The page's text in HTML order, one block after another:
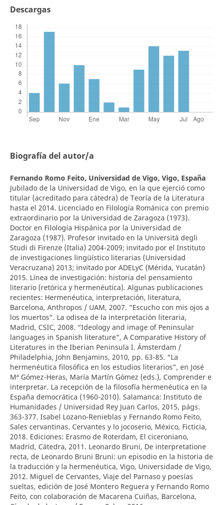
Descargas
Biografía del autor/a
Fernando Romo Feito, Universidad de Vigo, Vigo, España
Jubilado de la Universidad de Vigo, en la que ejerció como
titular (acreditado para cátedra) de Teoría de la Literatura
hasta el 2014. Licenciado en Filología Románica con premio
extraordinario por la Universidad de Zaragoza (1973).
Doctor en Filología Hispánica por la Universidad de
Zaragoza (1987). Profesor invitado en la Università degli
Studi di Firenze (Italia) 2004-2009; invitado por el Instituto
de investigaciones lingüístico literarias (Universidad
Veracruzana) 2013; invitado por ADELyC (Mérida, Yucatán)
2015. Línea de investigación: historia del pensamiento
literario (retórica y hermenéutica). Algunas publicaciones
recientes: Hermenéutica, interpretación, literatura,
Barcelona, Anthropos / UAM, 2007. “Escucho con mis ojos a
los muertos”. La odisea de la interpretación literaria,
Madrid, CSIC, 2008. “Ideology and image of Peninsular
languages in Spanish literature”, A Comparative History of
Literatures in the Iberian Peninsula I. Ámsterdam /
Philadelphia, John Benjamins, 2010, pp. 63-85. “La
hermenéutica filosófica en los estudios literarios”, en José
Mª Gómez-Heras, María Martín Gómez (eds.), Comprender e
interpretar. La recepción de la filosofía hermenéutica en la
España democrática (1960-2010). Salamanca: Instituto de
Humanidades / Universidad Rey Juan Carlos, 2015, págs.
363-377. Isabel Lozano-Renieblas y Fernando Romo Feito,
Sales cervantinas. Cervantes y lo jocoserio, México, Ficticia,
2018. Ediciones: Erasmo de Roterdam, El ciceroniano,
Madrid, Cátedra, 2011. Leonardo Bruni, De interpretatione
recta, de Leonardo Bruni Bruni: un episodio en la historia de
la traducción y la hermenéutica, Vigo, Universidade de Vigo,
2012. Miguel de Cervantes, Viaje del Parnaso y poesías
sueltas, edición de José Montero Reguera y Fernando Romo
Feito, con colaboración de Macarena Cuiñas, Barcelona,